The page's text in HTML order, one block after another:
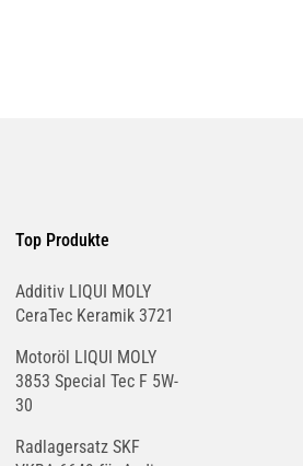
Top Produkte
Additiv LIQUI MOLY
CeraTec Keramik 3721
Motoröl LIQUI MOLY
3853 Special Tec F 5W-
30
Radlagersatz SKF